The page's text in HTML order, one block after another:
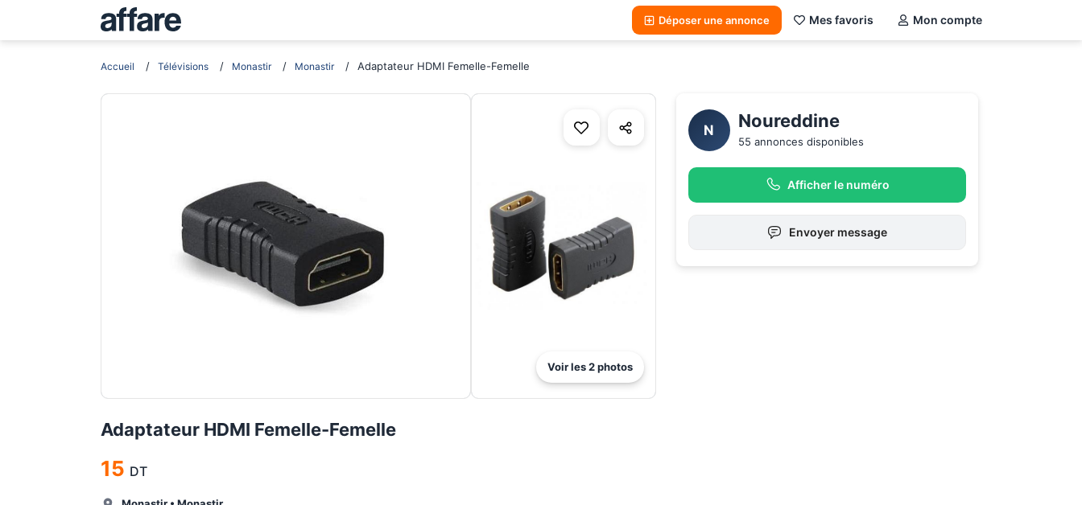
Déposer une annonce Mes favoris Mon compte
Accueil Télévisions Monastir Monastir Adaptateur HDMI Femelle-Femelle
Voir les2photos
Adaptateur HDMI Femelle-Femelle
15 DT
N Noureddine
55 annonces disponibles
Afficher le numéro
Envoyer message